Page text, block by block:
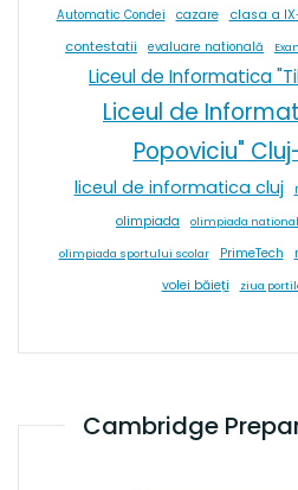
Automatic Condei cazare clasa a
contestatii evaluare natională
Liceul de Informatica
Liceul de
Popoviciu"
liceul de informatica cluj
olimpiada
olimpiada
olimpiada sportului scolar PrimeTech
volei băieți ziua
Cambridge